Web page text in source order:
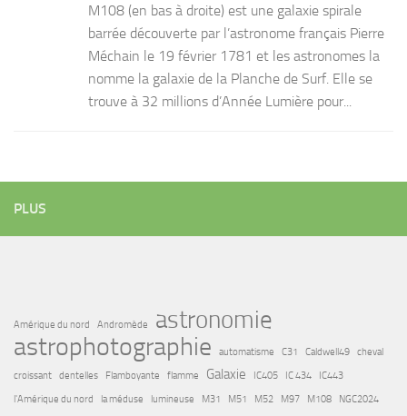
M108 (en bas à droite) est une galaxie spirale
barrée découverte par l’astronome français Pierre
Méchain le 19 février 1781 et les astronomes la
nomme la galaxie de la Planche de Surf. Elle se
trouve à 32 millions d’Année Lumière pour...
PLUS
Amérique du nord Andromède astronomie
astrophotographie automatisme C31 Caldwell49
cheval
croissant
dentelles Flamboyante flamme Galaxie IC405 IC 434
IC443
l'Amérique du nord
la méduse lumineuse M31 M51 M52 M97 M108 NGC2024